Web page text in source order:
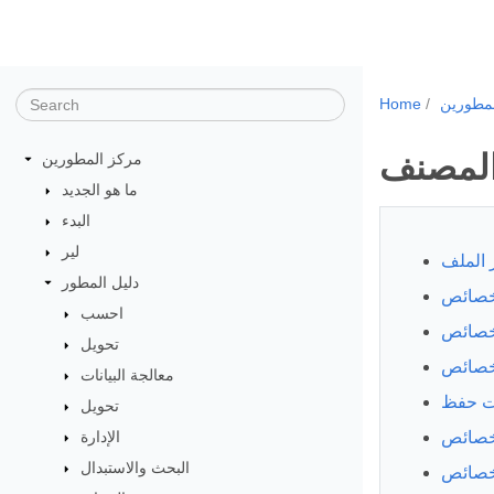
مركز المطورين
ما هو الجديد
البدء
لير
دليل المطور
احسب
تحويل
معالجة البيانات
تحويل
الإدارة
البحث والاستبدال
Home